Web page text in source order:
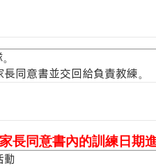
同意書並交回給負責教練。
長同意書內的訓練日期
動